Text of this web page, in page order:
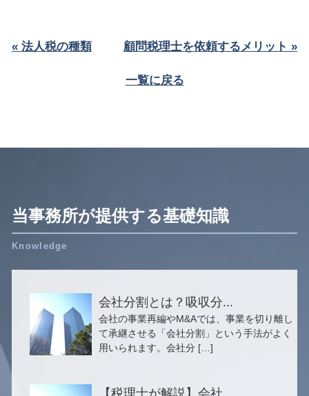
« 法人税の種類 顧問税理士を依頼するメリット »
一覧に戻る
当事務所が提供する基礎知識
会社分割とは？吸収分...
会社の事業再編やM&Aでは、事業を切り離し
て承継させる「会社分割」という手法がよく
用いられます。会社分 […]
【税理士が解説】会社...